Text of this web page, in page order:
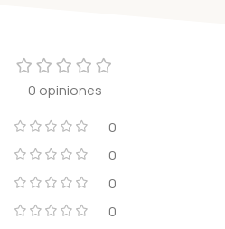
0 opiniones
0
0
0
0